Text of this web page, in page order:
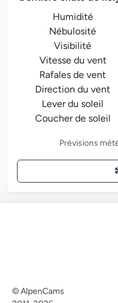
Humidité
Nébulosité
Visibilité
Vitesse du vent
Rafales de vent
Direction du vent
Lever du soleil
Coucher de soleil
Prévisions
© AlpenCams